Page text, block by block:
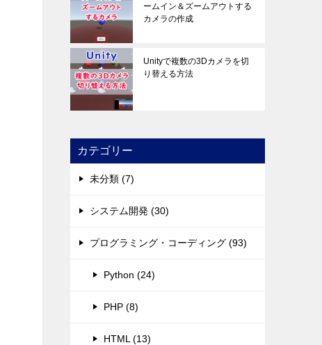
ームイン＆ズームアウトする
カメラの作成
Unityで複数の3Dカメラを切
り替える方法
カテゴリー
未分類 (7)
システム開発 (30)
プログラミング・コーディング (93)
Python (24)
PHP (8)
HTML (13)